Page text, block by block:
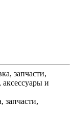
запчасти,